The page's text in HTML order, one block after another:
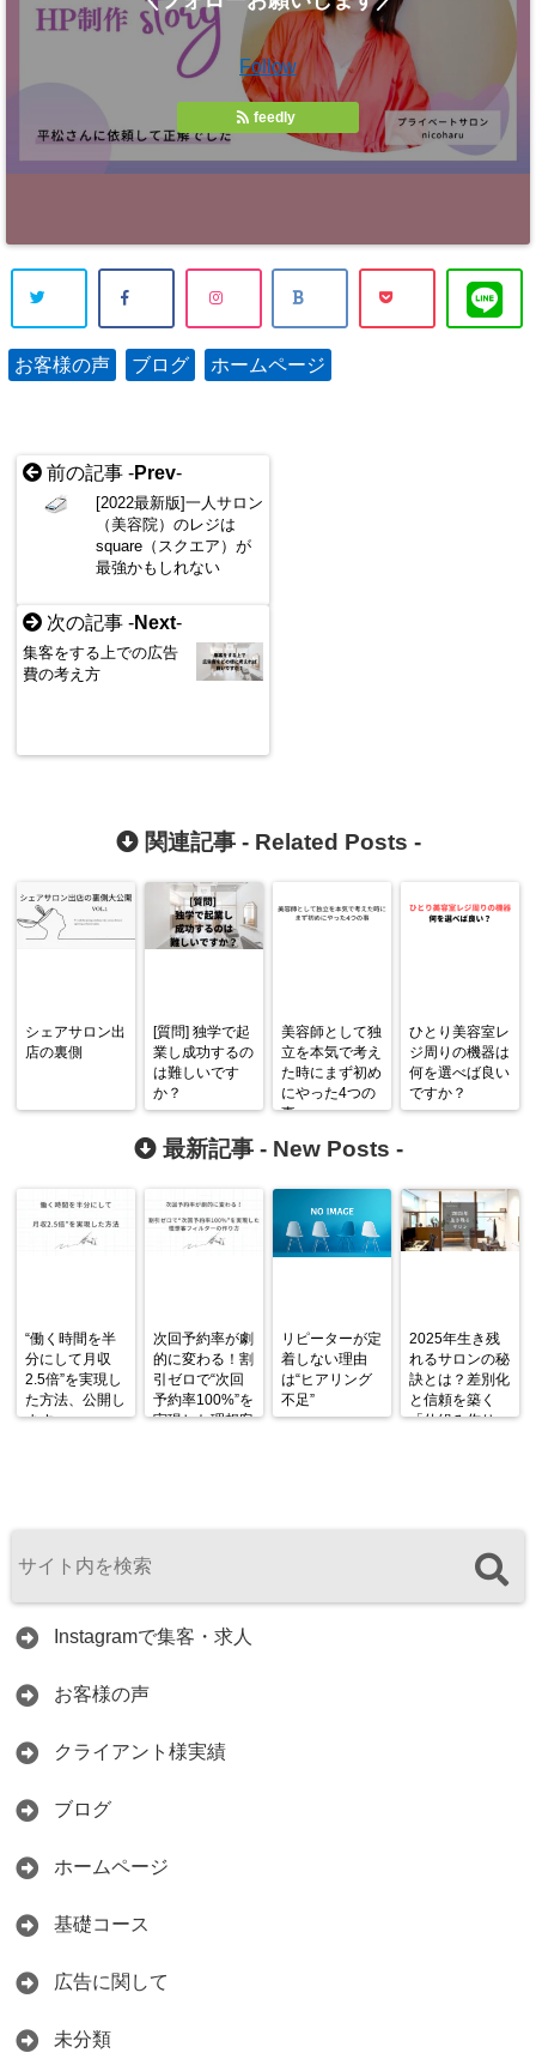
Follow
feedly
お客様の声 ブログ ホームページ
前の記事 -Prev-
[2022最新版]一人サロン
（美容院）のレジは
square（スクエア）が
最強かもしれない
次の記事 -Next-
集客をする上での広告
費の考え方
関連記事 - Related Posts -
シェアサロン出
店の裏側
[質問] 独学で起
業し成功するの
は難しいです
か？
美容師として独
立を本気で考え
た時にまず初め
にやった4つの
事
ひとり美容室レ
ジ周りの機器は
何を選べば良い
ですか？
最新記事 - New Posts -
“働く時間を半
分にして月収
2.5倍”を実現し
た方法、公開し
ます。
次回予約率が劇
的に変わる！割
引ゼロで“次回
予約率100%”を
実現した理想客
リピーターが定
着しない理由
は“ヒアリング
不足”
2025年生き残
れるサロンの秘
訣とは？差別化
と信頼を築く
「仕組み作り」
Instagramで集客・求人
お客様の声
クライアント様実績
ブログ
ホームページ
基礎コース
広告に関して
未分類